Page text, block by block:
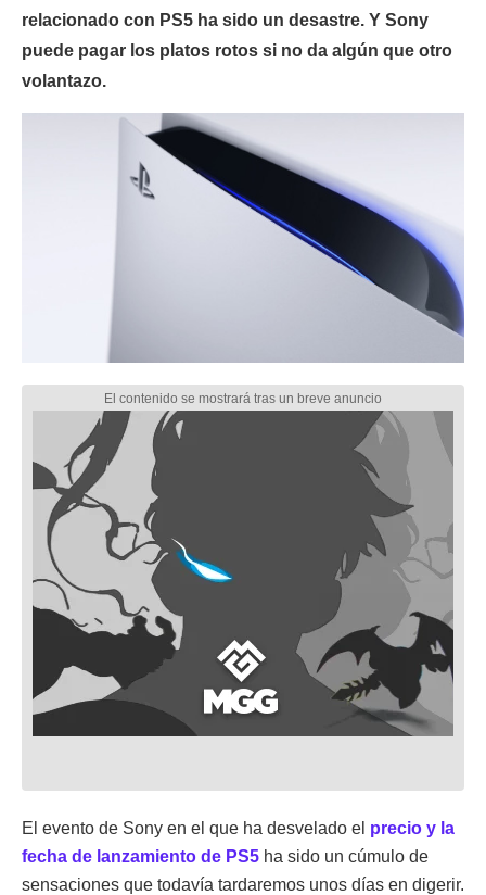
relacionado con PS5 ha sido un desastre. Y Sony
puede pagar los platos rotos si no da algún que otro
volantazo.
El evento de Sony en el que ha desvelado el precio y la
fecha de lanzamiento de PS5 ha sido un cúmulo de
sensaciones que todavía tardaremos unos días en digerir.